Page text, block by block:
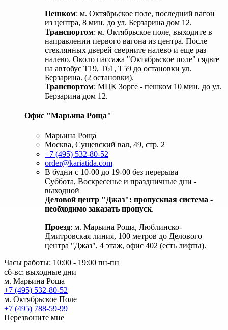
Пешком: м. Октябрьское поле, последний вагон
из центра, 8 мин. до ул. Берзарина дом 12.
Транспортом: м. Октябрьское поле, выходите в
направлении первого вагона из центра. После
стеклянных дверей сверните налево и еще раз
налево. Около пассажа "Октябрьское поле" сядьте
на автобус Т19, Т61, Т59 до остановки ул.
Берзарина. (2 остановки).
Транспортом: МЦК Зорге - пешком 10 мин. до ул.
Берзарина дом 12.
Офис "Марьина Роща"
Марьина Роща
Москва, Сущевский вал, 49, стр. 2
+7 (495) 532-80-52
order@kariatida.com
В будни с 10-00 до 19-00 без перерыва
Суббота, Воскресенье и праздничные дни -
выходной
Деловой центр "Джаз": пропускная система -
необходимо заказать пропуск.
Проезд: м. Марьина Роща, Люблинско-
Дмитровская линия, 100 метров до Делового
центра "Джаз", 4 этаж, офис 402 (есть лифты).
Часы работы: 10:00 - 19:00 пн-пн
сб-вс: выходные дни
м. Марьина Роща
+7 (495) 532-80-52
м. Октябрьское Поле
+7 (495) 788-59-99
Перезвоните мне